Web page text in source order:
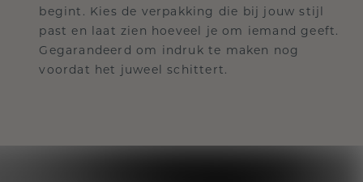
begint. Kies de verpakking die bij jouw stijl
past en laat zien hoeveel je om iemand geeft.
Gegarandeerd om indruk te maken nog
voordat het juweel schittert.